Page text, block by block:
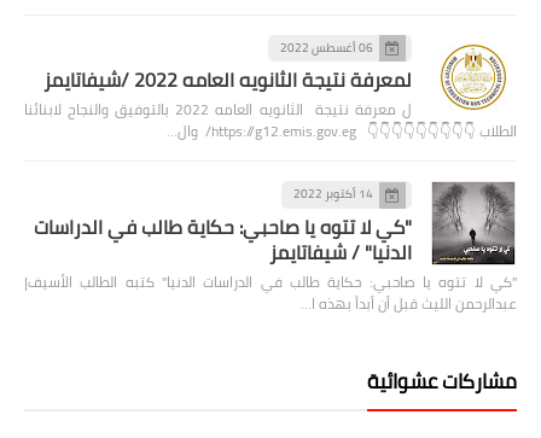
06 أغسطس 2022
لمعرفة نتيجة الثانويه العامه 2022 /شيفاتايمز
ل معرفة نتيجة الثانويه العامه 2022 بالتوفيق والنجاح لابنائنا
الطلاب 👇👇👇👇👇👇👇👇👇 https://g12.emis.gov.eg/ وال…
14 أكتوبر 2022
"كي لا تتوه يا صاحبي: حكاية طالب في الدراسات
الدنيا" / شيفاتايمز
"كي لا تتوه يا صاحبي: حكاية طالب في الدراسات الدنيا" كتبه الطالب الأسيف|
عبدالرحمن الليث قبل أن أبدأ بهذه ا…
مشاركات عشوائية